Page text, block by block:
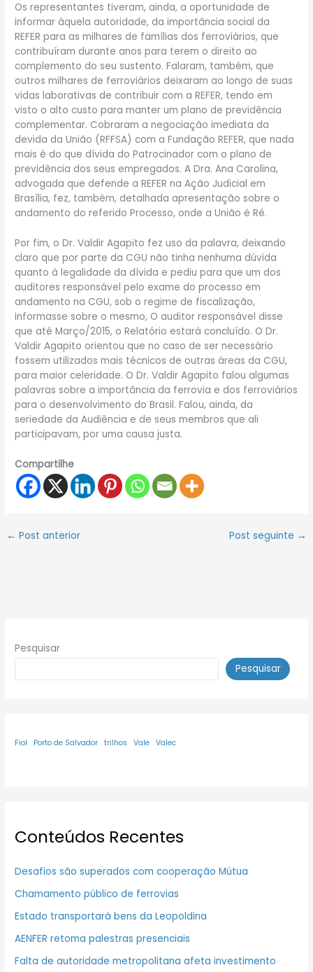
Os representantes tiveram, ainda, a oportunidade de
informar àquela autoridade, da importância social da
REFER para as milhares de famílias dos ferroviários, que
contribuíram durante anos para terem o direito ao
complemento do seu sustento. Falaram, também, que
outros milhares de ferroviários deixaram ao longo de suas
vidas laborativas de contribuir com a REFER, tendo em
visto o alto custo para manter um plano de previdência
complementar. Cobraram a negociação imediata da
devida da União (RFFSA) com a Fundação REFER, que nada
mais é do que dívida do Patrocinador com o plano de
previdência dos seus empregados. A Dra. Ana Carolina,
advogada que defende a REFER na Ação Judicial em
Brasília, fez, também, detalhada apresentação sobre o
andamento do referido Processo, onde a União é Ré.
Por fim, o Dr. Valdir Agapito fez uso da palavra, deixando
claro que por parte da CGU não tinha nenhuma dúvida
quanto à legalidade da dívida e pediu para que um dos
auditores responsável pelo exame do processo em
andamento na CGU, sob o regime de fiscalização,
informasse sobre o mesmo, O auditor responsável disse
que até Março/2015, o Relatório estará concluído. O Dr.
Valdir Agapito orientou que no caso de ser necessário
fossem utilizados mais técnicos de outras áreas da CGU,
para maior celeridade. O Dr. Valdir Agapito falou algumas
palavras sobre a importância da ferrovia e dos ferroviários
para o desenvolvimento do Brasil. Falou, ainda, da
seriedade da Audiência e de seus membros que ali
participavam, por uma causa justa.
Compartilhe
← Post anterior Post seguinte →
Pesquisar
Pesquisar
Fiol Porto de Salvador trilhos Vale Valec
Conteúdos Recentes
Desafios são superados com cooperação Mútua
Chamamento público de ferrovias
Estado transportará bens da Leopoldina
AENFER retoma palestras presenciais
Falta de autoridade metropolitana afeta investimento